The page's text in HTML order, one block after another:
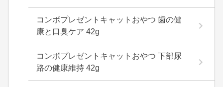
コンボプレゼントキャットおやつ 歯の健
康と口臭ケア 42g
コンボプレゼントキャットおやつ 下部尿
路の健康維持 42g